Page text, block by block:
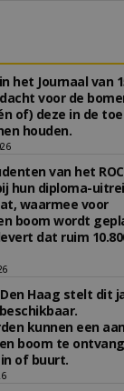
het Journaal van
voor de
of) deze in de
houden.
van het
hun diploma-
waarmee voor
boom wordt
dat ruim
Haag stelt dit
kunnen een
boom te
of buurt.